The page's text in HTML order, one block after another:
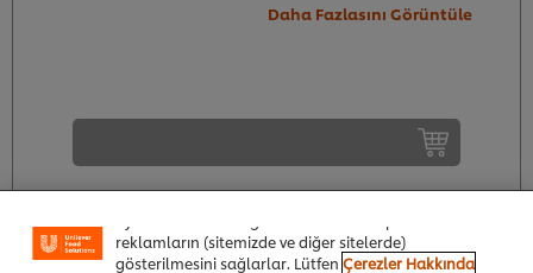
Daha Fazlasını Görüntüle
(ve benzeri teknikleri) kullanıyoruz. Çerezler, belirli
özellikleri (çevrimiçi "alışveriş sepetinizi" kaydetme) ve
reklamların (sitemizde ve diğer sitelerde)
gösterilmesini sağlarlar. LütfenÇerezler Hakkında